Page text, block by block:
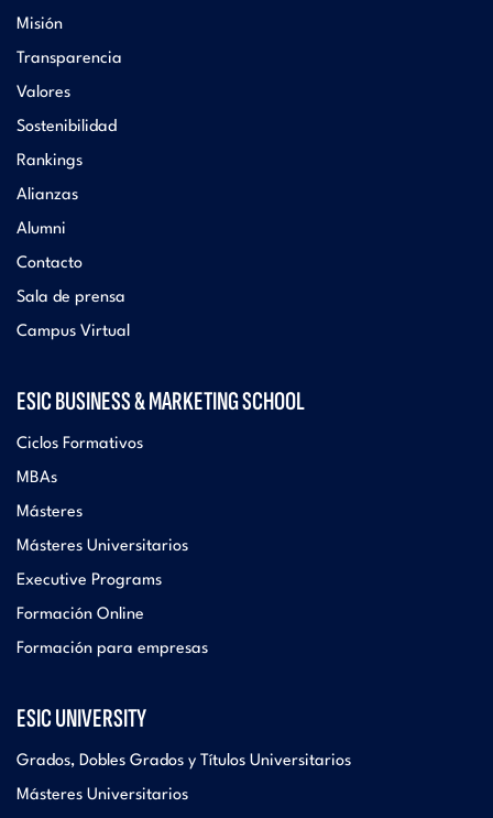
Misión
Transparencia
Valores
Sostenibilidad
Rankings
Alianzas
Alumni
Contacto
Sala de prensa
Campus Virtual
ESIC BUSINESS & MARKETING SCHOOL
Ciclos Formativos
MBAs
Másteres
Másteres Universitarios
Executive Programs
Formación Online
Formación para empresas
ESIC UNIVERSITY
Grados, Dobles Grados y Títulos Universitarios
Másteres Universitarios